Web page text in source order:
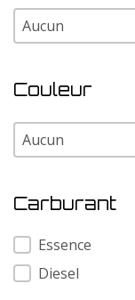
Modele
Modele
Couleur
Couleur
Couleur
Carburant
Carburant
Essence
Diesel